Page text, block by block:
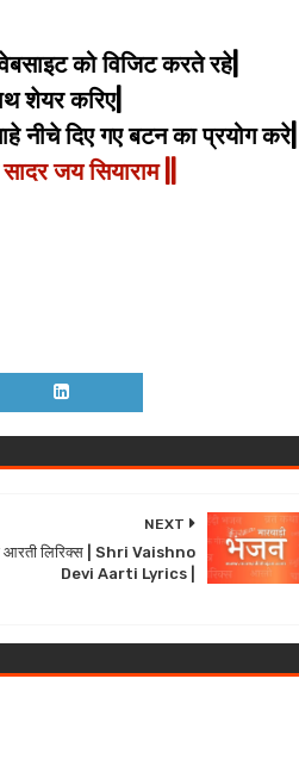
को विजिट करते रहे|
शेयर करिए|
नीचे दिए गए बटन का प्रयोग करे|
जय सियाराम ||
NEXT
आरती लिरिक्स | Shri Vaishno
Devi Aarti Lyrics |